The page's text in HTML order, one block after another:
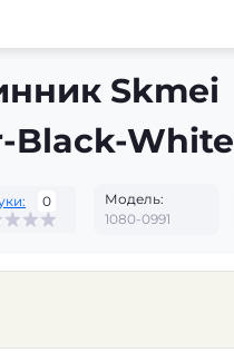
Skmei
Black-White
0
Модель:
1080-0991